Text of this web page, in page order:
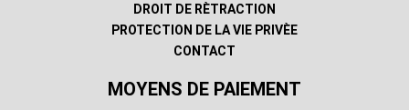
DROIT DE RÈTRACTION
PROTECTION DE LA VIE PRIVÈE
CONTACT
MOYENS DE PAIEMENT